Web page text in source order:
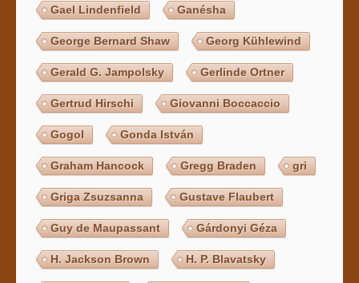
Gael Lindenfield Ganésha
George Bernard Shaw Georg Kühlewind
Gerald G. Jampolsky Gerlinde Ortner
Gertrud Hirschi Giovanni Boccaccio
Gogol Gonda István
Graham Hancock Gregg Braden gri
Griga Zsuzsanna Gustave Flaubert
Guy de Maupassant Gárdonyi Géza
H. Jackson Brown H. P. Blavatsky